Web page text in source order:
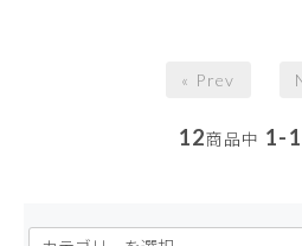
« Prev
12商品中 1-